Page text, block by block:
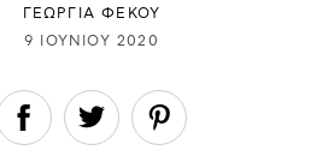
ΓΕΩΡΓΙΑ ΦΕΚΟΥ
9 ΙΟΥΝΊΟΥ 2020